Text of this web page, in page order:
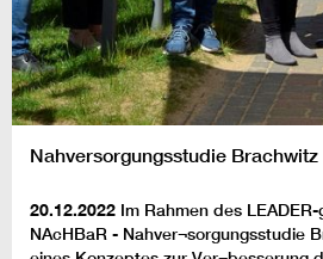
Nahversorgungsstudie Brachwitz
20.12.2022 Im Rahmen des
NAcHBaR - Nahver¬sorgungsstudie